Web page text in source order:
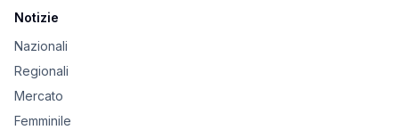
Notizie
Nazionali
Regionali
Mercato
Femminile